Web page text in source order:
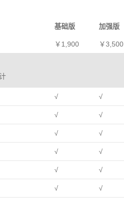
基础版 加强版
￥ 1,900 ￥3,500
√ √
√ √
√ √
√ √
√ √
√ √